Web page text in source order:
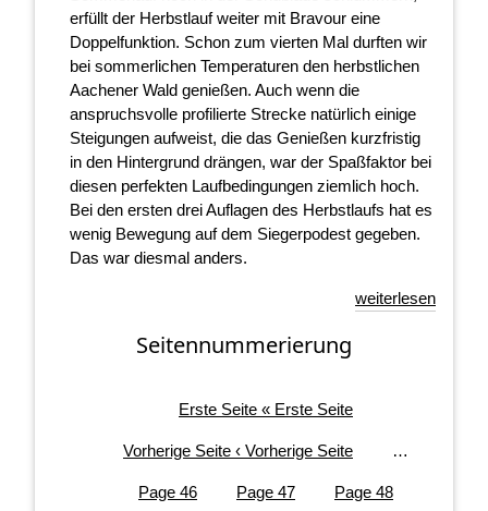
erfüllt der Herbstlauf weiter mit Bravour eine
Doppelfunktion. Schon zum vierten Mal durften wir
bei sommerlichen Temperaturen den herbstlichen
Aachener Wald genießen. Auch wenn die
anspruchsvolle profilierte Strecke natürlich einige
Steigungen aufweist, die das Genießen kurzfristig
in den Hintergrund drängen, war der Spaßfaktor bei
diesen perfekten Laufbedingungen ziemlich hoch.
Bei den ersten drei Auflagen des Herbstlaufs hat es
wenig Bewegung auf dem Siegerpodest gegeben.
Das war diesmal anders.
weiterlesen
Seitennummerierung
Erste Seite « Erste Seite
Vorherige Seite ‹ Vorherige Seite …
Page 46 Page 47 Page 48